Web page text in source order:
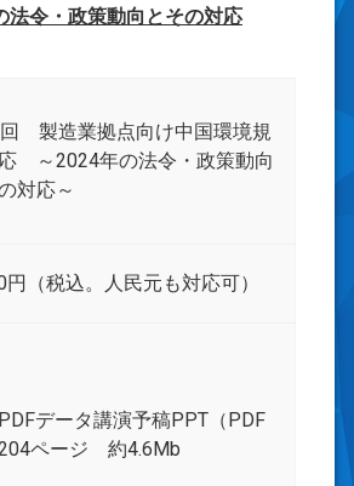
令・政策動向とその対応
製造業拠点向け中国環境規
～2024年の法令・政策動向
対応～
円（税込。人民元も対応可）
データ講演予稿PPT（PDF
ページ 約4.6Mb